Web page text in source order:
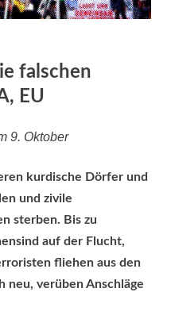
falschen
EU
9. Oktober
kurdische Dörfer und
und zivile
sterben. Bis zu
auf der Flucht,
fliehen aus den
neu, verüben Anschläge